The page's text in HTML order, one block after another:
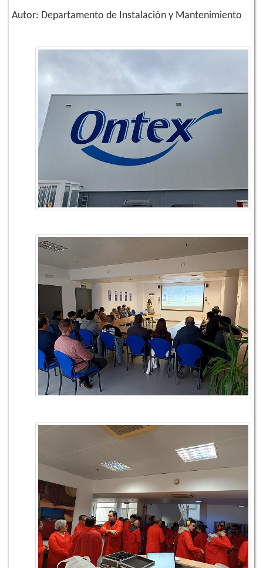
Autor: Departamento de Instalación y Mantenimiento